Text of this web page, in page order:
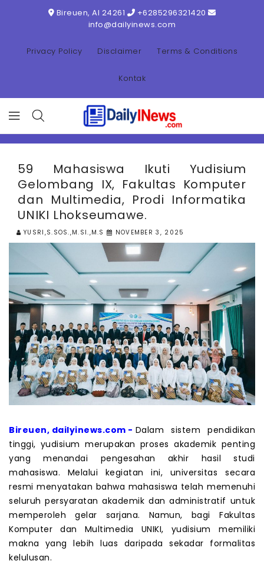
Bireuen, AI 24261
+6285296321420
info@dailyinews.com
Privacy Policy Disclaimer Terms & Conditions
Kontak
59 Mahasiswa Ikuti Yudisium
Gelombang IX, Fakultas Komputer
dan Multimedia, Prodi Informatika
UNIKI Lhokseumawe.
YUSRI,S.SOS.,M.SI.,M.S NOVEMBER 3, 2025
Bireuen, dailyinews.com - Dalam sistem pendidikan
tinggi, yudisium merupakan proses akademik penting
yang menandai pengesahan akhir hasil studi
mahasiswa. Melalui kegiatan ini, universitas secara
resmi menyatakan bahwa mahasiswa telah memenuhi
seluruh persyaratan akademik dan administratif untuk
memperoleh gelar sarjana. Namun, bagi Fakultas
Komputer dan Multimedia UNIKI, yudisium memiliki
makna yang lebih luas daripada sekadar formalitas
kelulusan.